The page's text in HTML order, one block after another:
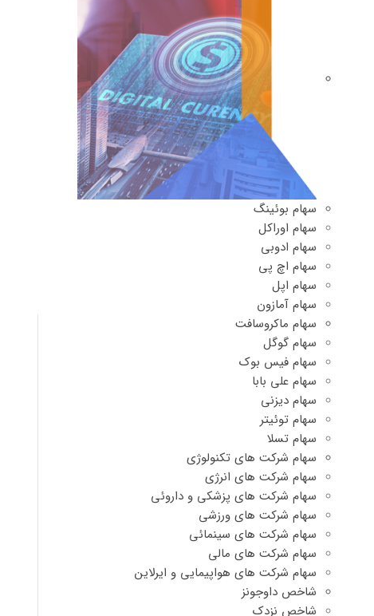
سهام بوئینگ
سهام اوراکل
سهام ادوبی
سهام اچ پی
سهام اپل
سهام آمازون
سهام ماکروسافت
سهام گوگل
سهام فیس بوک
سهام علی بابا
سهام دیزنی
سهام توئیتر
سهام تسلا
سهام شرکت های تکنولوژی
سهام شرکت های انرژی
سهام شرکت های پزشکی و داروئی
سهام شرکت های ورزشی
سهام شرکت های سینمائی
سهام شرکت های مالی
سهام شرکت های هواپیمایی و ایرلاین
شاخص داوجونز
شاخص نزدک